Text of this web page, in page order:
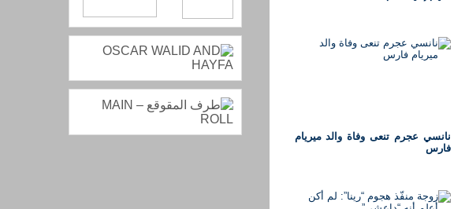
نانسي عجرم تنعى وفاة والد ميريام
فارس